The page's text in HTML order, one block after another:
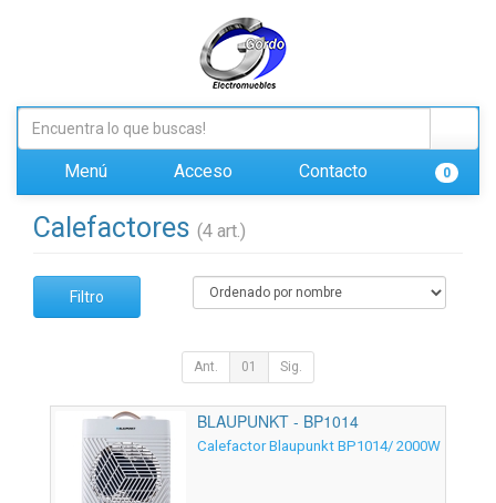
Menú Acceso Contacto 0
Calefactores (4 art.)
Filtro
Ant. 01 Sig.
BLAUPUNKT - BP1014
Calefactor Blaupunkt BP1014/ 2000W